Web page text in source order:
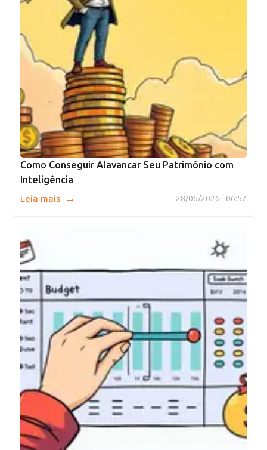
Como Conseguir Alavancar Seu Patrimônio com
Inteligência
28/06/2026 - 06:57
Leia mais →